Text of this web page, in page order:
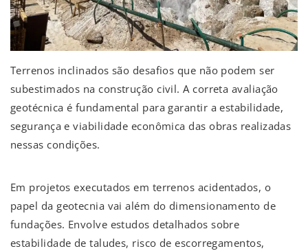
Terrenos inclinados são desafios que não podem ser
subestimados na construção civil. A correta avaliação
geotécnica é fundamental para garantir a estabilidade,
segurança e viabilidade econômica das obras realizadas
nessas condições.
Em projetos executados em terrenos acidentados, o
papel da geotecnia vai além do dimensionamento de
fundações. Envolve estudos detalhados sobre
estabilidade de taludes, risco de escorregamentos,